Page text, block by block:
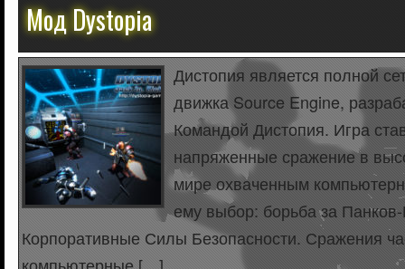
Мод Dystopia
Дистопия является полной
движка Source Engine,
Командой Дистопия. Игра
напряженные сражение в
мире охваченным
ему выбор: борьба за
Корпоративные Силы Безопасности. Сражения